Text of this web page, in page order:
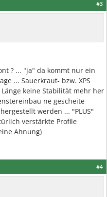
#3
? ... "ja" da kommt nur ein
... Sauerkraut- bzw. XPS
keine Stabilität mehr her
ne gescheite
werden ... "PLUS"
verstärkte Profile
Ahnung)
#4